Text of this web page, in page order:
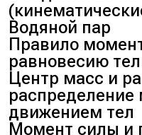
Водяной пар
Правило
равновесию тел
Центр масс и
распределение
движением тел
Момент силы и